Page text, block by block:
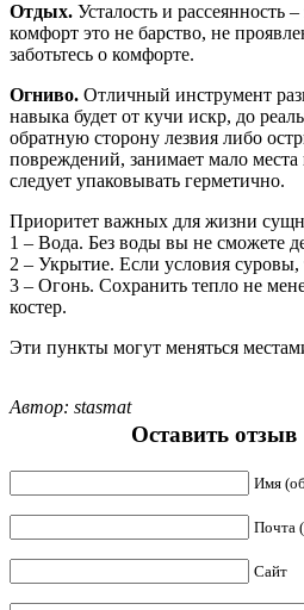
Отдых. Усталость и
комфорт это не барство, не
заботьтесь о комфорте.
Огниво. Отличный инструмент
навыка будет от кучи искр, до
обратную сторону лезвия либо
повреждений, занимает мало
следует упаковывать герметично.
Приоритет важных для жизни
1 – Вода. Без воды вы не сможете
2 – Укрытие. Если условия суровы,
3 – Огонь. Сохранить тепло не
костер.
Эти пункты могут меняться
Автор: stasmat
Оставить отзыв
Имя
Почта
Сайт